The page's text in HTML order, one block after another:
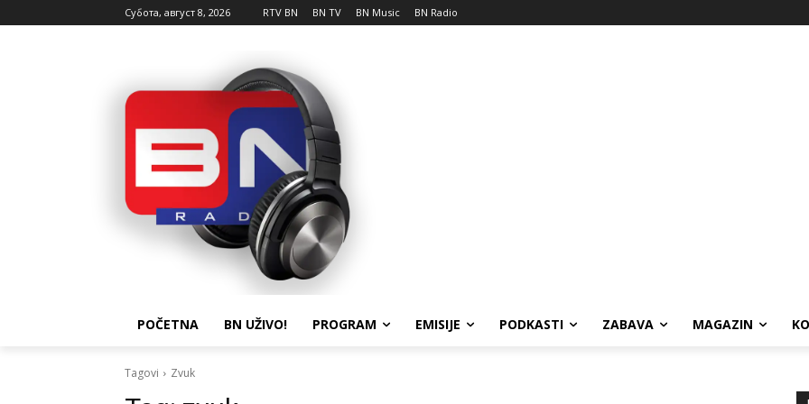
Субота, август 8, 2026 RTV BN BN TV BN Music BN Radio
POČETNA BN UŽIVO! PROGRAM EMISIJE PODKASTI ZABAVA MAGAZIN
Tagovi Zvuk